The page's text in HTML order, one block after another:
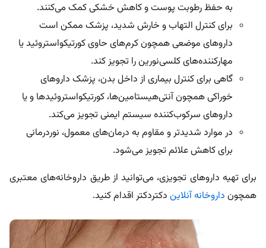
به حفظ رطوبت پوست و کاهش خشکی کمک می‌کنند.
برای کنترل التهاب و خارش شدید، پزشک ممکن است
داروهای موضعی همچون کرم‌های حاوی کورتیکواستروئید یا
مهارکننده‌های کلسی‌نورین را تجویز کند.
گاهی برای کنترل بیماری از داخل بدن، پزشک داروهای
خوراکی همچون آنتی‌هیستامین‌ها، کورتیکواستروئیدها و یا
داروهای سرکوب‌کننده سیستم ایمنی تجویز می‌کند.
در موارد شدیدتر و مقاوم به درمان‌های معمول، نوردرمانی
برای کاهش علائم تجویز می‌شود.
برای تهیه داروهای تجویزی، می‌توانید از طریق داروخانه‌های معتبری
همچون داروخانه آنلاین دکتردکتر اقدام کنید.